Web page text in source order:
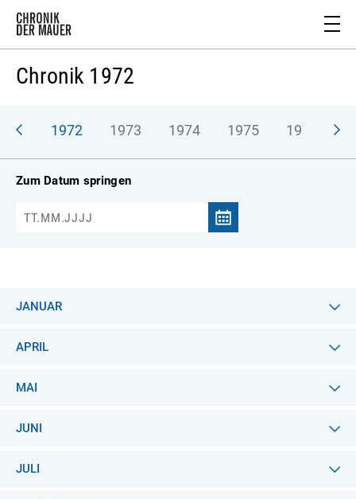
Chronik 1972
1972 1973 1974 1975 1976
Zum Datum springen
JANUAR
APRIL
MAI
JUNI
JULI